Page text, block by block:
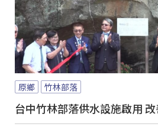
原鄉 竹林部落
台中竹林部落供水設施啟用